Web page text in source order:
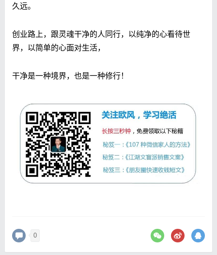
久远。
创业路上，跟灵魂干净的人同行，以纯净的心看待世
界，以简单的心面对生活，
干净是一种境界，也是一种修行！
0